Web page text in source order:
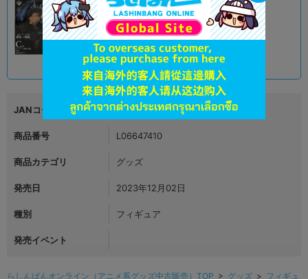
状態 :A
オンライン
品切状態 3,390
JANコード 4999999999999
商品番号 L06647410
商品カテゴリ グッズ
発売日 2023年12月02日
種別 フィギュア
発売イベント
らしんばんオンライン（アニメ系グッズ中古販売）TOP > グッズ > フィギュ